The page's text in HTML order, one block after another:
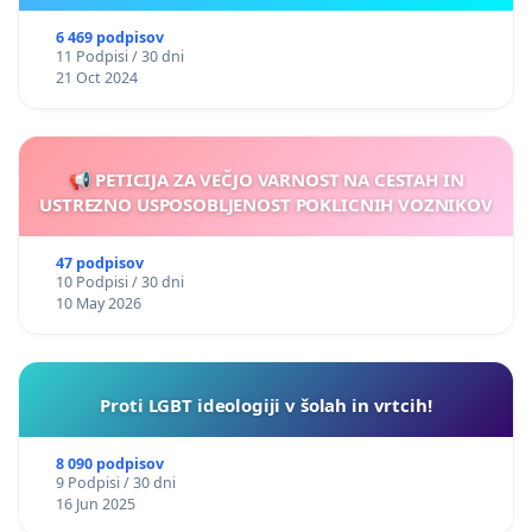
mladostniški psihiatri proces pisanja in
sprejemanja zakona prepoznavamo kot nevaren
spregledalo postopke, po katerih se oblikujejo
zdravstvene politike, sprejemajo novi programi in
uvajajo nove vrste zdravstvene dejavnosti ter novi
zdravstveni poklici. Kot nosilci zdravstvene
obravnave posameznikov s težavami v duševnem
zdravju, duševnimi in nevrorazvojnimi motnjami
zakona uvaja rešitve, ki so nevarne za paciente,
škodljive za javni proračun in zdravstveno
blagajno in lahko imajo z nepremišljenim
poseganjem v posameznike, družine in sistem
daljnosežne negativne posledice
6 469 podpisov
11 Podpisi / 30 dni
21 Oct 2024
📢 PETICIJA ZA VEČJO VARNOST NA CESTAH IN
USTREZNO USPOSOBLJENOST POKLICNIH VOZNIKOV
47 podpisov
10 Podpisi / 30 dni
10 May 2026
Proti LGBT ideologiji v šolah in vrtcih!
8 090 podpisov
9 Podpisi / 30 dni
16 Jun 2025